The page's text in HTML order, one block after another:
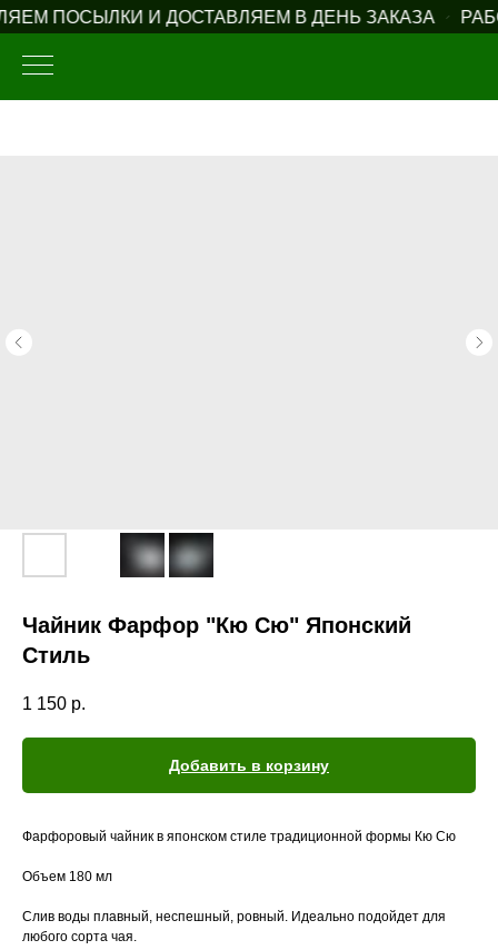
ПОСЫЛКИ И ДОСТАВЛЯЕМ В ДЕНЬ ЗАКАЗА
Чайник Фарфор "Кю Сю" Японский
Стиль
1 150 р.
Добавить в корзину
Фарфоровый чайник в японском стиле традиционной формы Кю Сю
Объем 180 мл
Слив воды плавный, неспешный, ровный. Идеально подойдет для
любого сорта чая.